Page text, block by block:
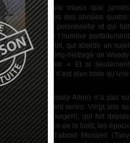
Allenmarie mieux que jamais
dans ses œuvres des années quatre-
sa filmographie personnelle et qui fait
joyeux sens de l’humour parfaitement
très bien construit, qui aborde un sujet
Le onzième long-métrage de Woody
commence par « Et si seulement
au monde n’est plus triste qu’une
jamais vraiment remis. Vingt ans se
(Mary Steenburgen), qui fuit depuis
à la lisière de la forêt, les époux
week-end : d’abord Maxwell (Tony